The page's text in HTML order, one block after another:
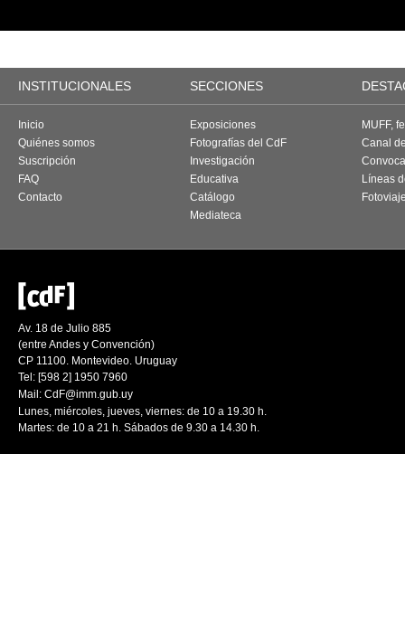
INSTITUCIONALES SECCIONES
Inicio
Quiénes somos
Suscripción
FAQ
Contacto
Exposiciones
Fotografías del CdF
Investigación
Educativa
Catálogo
Mediateca
MUFF,
Canal
Líneas
Av. 18 de Julio 885
(entre Andes y Convención)
CP 11100. Montevideo. Uruguay
Tel: [598 2] 1950 7960
Mail: CdF@imm.gub.uy
Lunes, miércoles, jueves, viernes: de 10 a 19.30 h.
Martes: de 10 a 21 h. Sábados de 9.30 a 14.30 h.